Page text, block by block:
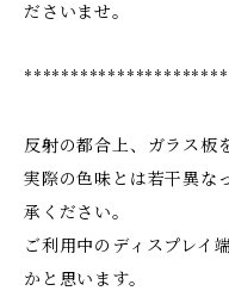
ださいませ。
反射の都合上、ガラス板
実際の色味とは若干異な
承ください。
ご利用中のディスプレイ
かと思います。